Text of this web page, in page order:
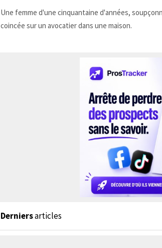
Une femme d'une cinquantaine d'années,
coincée sur un avocatier dans une maison.
Derniersarticles